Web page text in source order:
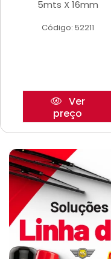
5mts X 16mm
Código: 52211
Ver
preço